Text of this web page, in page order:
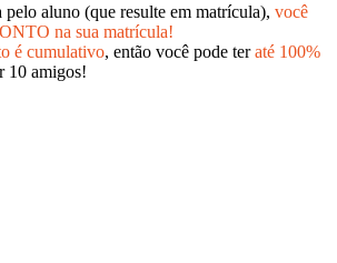
aluno (que resulte em matrícula), você
na sua matrícula!
é cumulativo, então você pode teraté 100%
10 amigos!